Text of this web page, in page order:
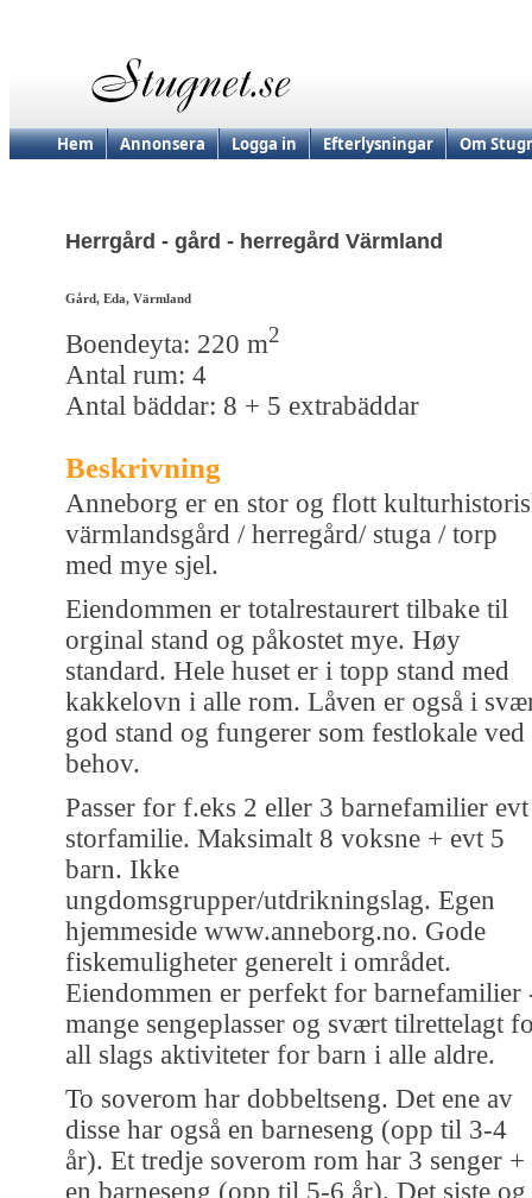
Hem Annonsera Logga in Efterlysningar Om
Herrgård - gård - herregård Värmland
Gård, Eda, Värmland
Boendeyta: 220 m2
Antal rum: 4
Antal bäddar: 8 + 5 extrabäddar
Beskrivning
Anneborg er en stor og flott
värmlandsgård / herregård/ stuga / torp
med mye sjel.
Eiendommen er totalrestaurert tilbake til
orginal stand og påkostet mye. Høy
standard. Hele huset er i topp stand med
kakkelovn i alle rom. Låven er også i
god stand og fungerer som festlokale ved
behov.
Passer for f.eks 2 eller 3 barnefamilier evt
storfamilie. Maksimalt 8 voksne + evt 5
barn. Ikke
ungdomsgrupper/utdrikningslag. Egen
hjemmeside www.anneborg.no. Gode
fiskemuligheter generelt i området.
Eiendommen er perfekt for barnefamilier
mange sengeplasser og svært tilrettelagt
all slags aktiviteter for barn i alle aldre.
To soverom har dobbeltseng. Det ene av
disse har også en barneseng (opp til 3-4
år). Et tredje soverom rom har 3 senger +
en barneseng (opp til 5-6 år). Det siste og